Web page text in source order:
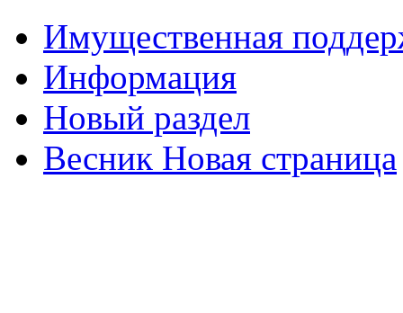
Имущественная
Информация
Новый раздел
Весник Новая страница